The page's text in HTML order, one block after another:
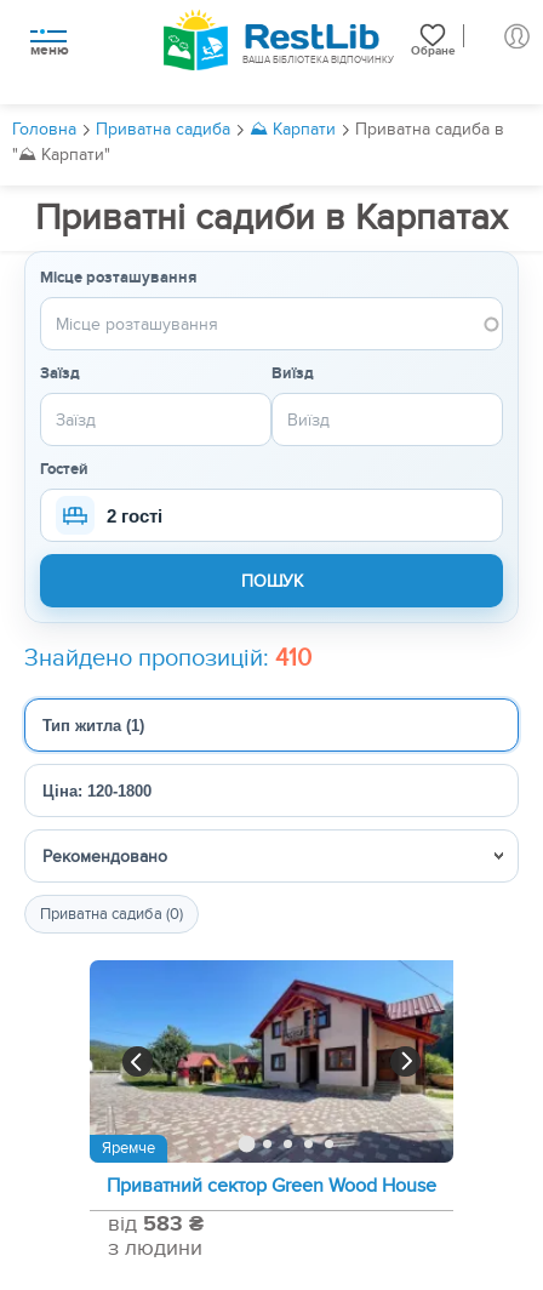
меню Обране
ВАША БІБЛІОТЕКА ВІДПОЧИНКУ
Головна Приватна садиба ⛰️ Карпати
Приватна садиба в
"⛰️ Карпати"
Приватні садиби в Карпатах
Місце розташування
Заїзд Виїзд
Гостей
2 гості
Знайдено пропозицій: 410
Тип житла (1)
Ціна: 120-1800
Сортувати
Приватна садиба (0)
Яремче
Приватний сектор Green Wood House
від 583 ₴
з людини